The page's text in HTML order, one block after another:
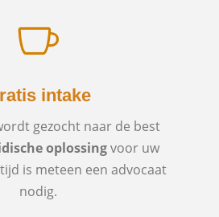

intake
gezocht naar de best
oplossingvoor uw
is meteen een advocaat
nodig.